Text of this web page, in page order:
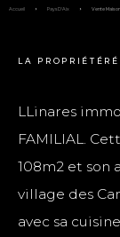
Accueil Pays D'Aix Vente
LA PROPRIÉTÉ
LLinares
FAMILIAL.
108m2 et son
village des
avec sa